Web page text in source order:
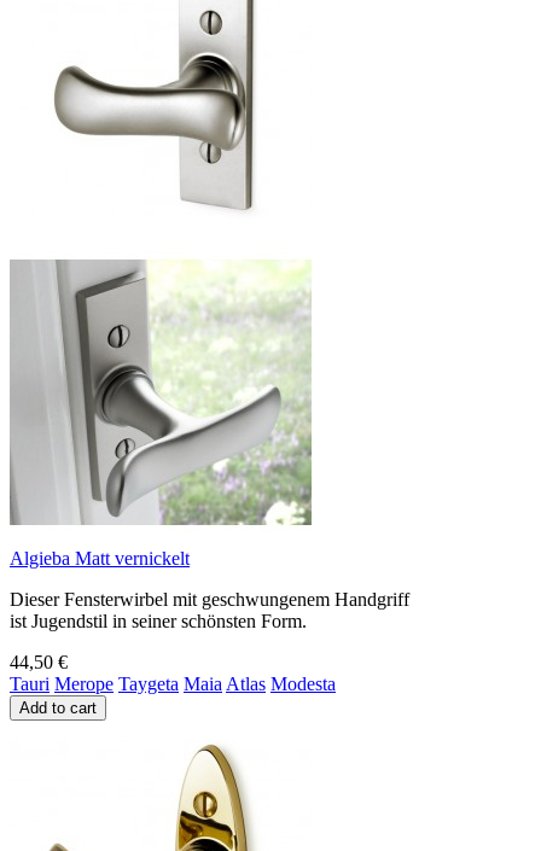
Algieba Matt vernickelt
Dieser Fensterwirbel mit geschwungenem Handgriff
ist Jugendstil in seiner schönsten Form.
44,50 €
Tauri Merope Taygeta Maia Atlas Modesta
Add to cart